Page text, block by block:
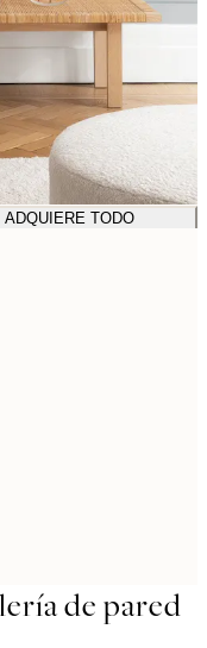
ADQUIERE TODO
de pared